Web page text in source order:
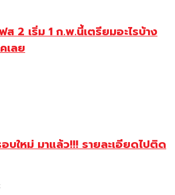
ส 2 เริ่ม 1 ก.พ.นี้เตรียมอะไรบ้าง
เลย
บใหม่ มาแล้ว!!! รายละเอียดไปติด